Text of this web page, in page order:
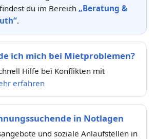
du im Bereich „Beratung &
.
ich mich bei Mietproblemen?
Hilfe bei Konflikten mit
erfahren
in Notlagen
und soziale Anlaufstellen in